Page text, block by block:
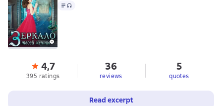
Text, audio format available
4,7
395 ratings
36
reviews
5
quotes
Read excerpt